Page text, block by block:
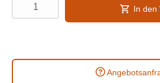
In den